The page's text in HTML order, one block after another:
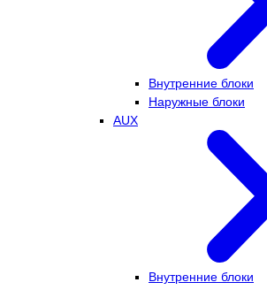
Внутренние блоки
Наружные блоки
AUX
Внутренние блоки